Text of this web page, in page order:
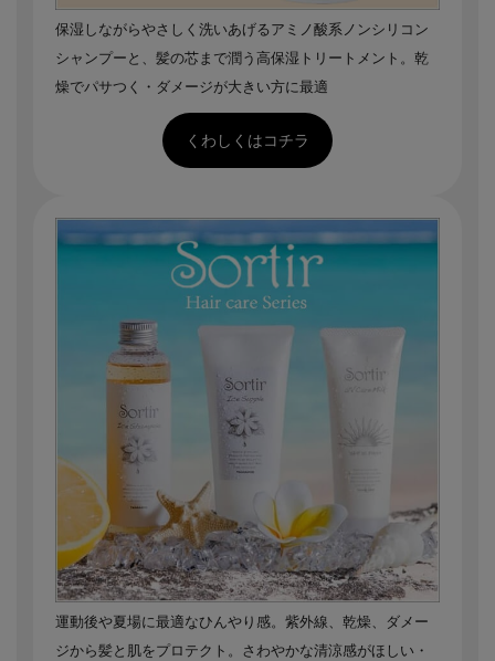
保湿しながらやさしく洗いあげるアミノ酸系ノンシリコン
シャンプーと、髪の芯まで潤う高保湿トリートメント。乾
燥でパサつく・ダメージが大きい方に最適
くわしくはコチラ
運動後や夏場に最適なひんやり感。紫外線、乾燥、ダメー
ジから髪と肌をプロテクト。さわやかな清涼感がほしい・